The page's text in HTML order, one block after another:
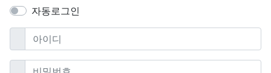
자동로그인
아이디필수
비밀번호필수